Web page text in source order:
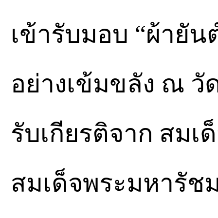
เข้ารับมอบ “ผ้ายั
อย่างเข้มขลัง ณ วั
รับเกียรติจาก สม
สมเด็จพระมหารัช